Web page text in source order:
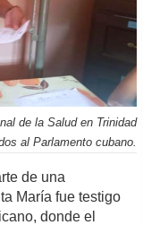
de la Salud en Trinidad
al Parlamento cubano.
de una
María fue testigo
donde el